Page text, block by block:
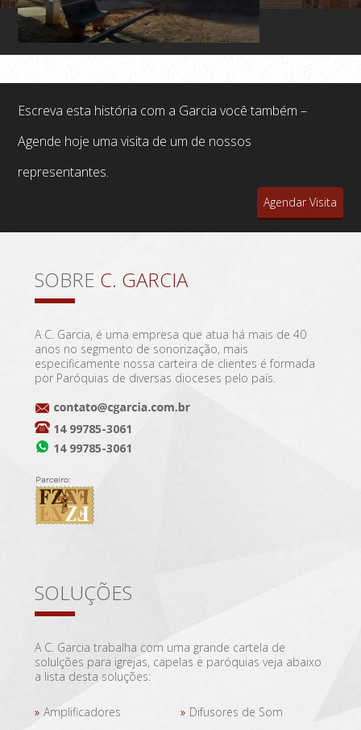
Escreva esta história com a Garcia você também –
Agende hoje uma visita de um de nossos
representantes.
Agendar Visita
SOBRE C. GARCIA
A C. Garcia, é uma empresa que atua há mais de 40
anos no segmento de sonorização, mais
especificamente nossa carteira de clientes é formada
por Paróquias de diversas dioceses pelo país.
14 99785-3061
14 99785-3061
SOLUÇÕES
A C. Garcia trabalha com uma grande cartela de
solulções para igrejas, capelas e paróquias veja abaixo
a lista desta soluções:
Amplificadores
Difusores de Som